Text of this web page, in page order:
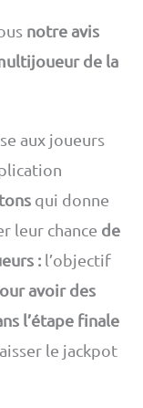
notre avis
de la
aux joueurs
qui donne
leur chance de
: l’objectif
avoir des
l’étape finale
le jackpot